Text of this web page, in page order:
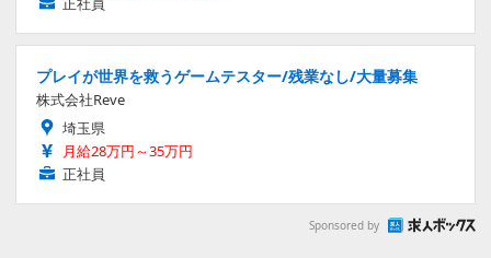
プレイが世界を救うゲームテスター/残業なし/大量募集
株式会社Reve
埼玉県
月給28万円～35万円
正社員
Sponsored by